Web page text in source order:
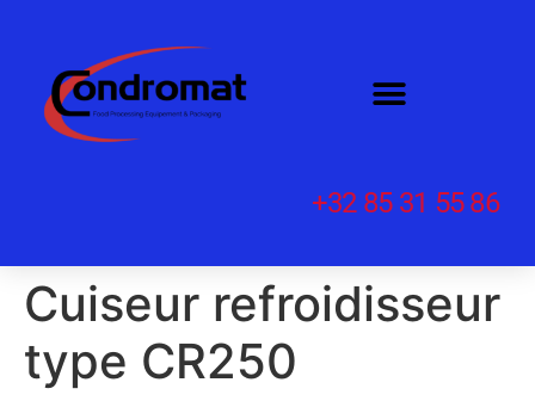
+32 85 31 55 86
Cuiseur refroidisseur
type CR250